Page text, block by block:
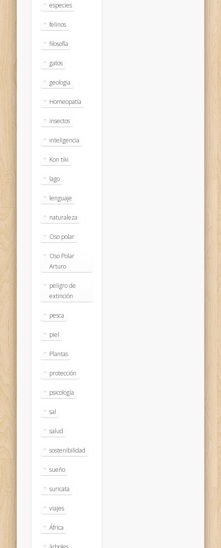
especies
felinos
filosofía
gatos
geologia
Homeopatía
insectos
inteligencia
Kon tiki
lago
lenguaje
naturaleza
Oso polar
Oso Polar
Arturo
peligro de
extinción
pesca
piel
Plantas
protección
psicología
sal
salud
sostenibilidad
sueño
suricata
viajes
África